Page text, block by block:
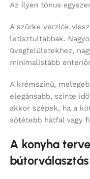
Az ilyen tónus
A szürke verziók
letisztultabbak.
üvegfelületekhez,
minimalistább
A krémszínű,
elegánsabb, szinte
akkor szépek, ha a
sötétebb hátfal vagy
A konyha
bútorválasztás